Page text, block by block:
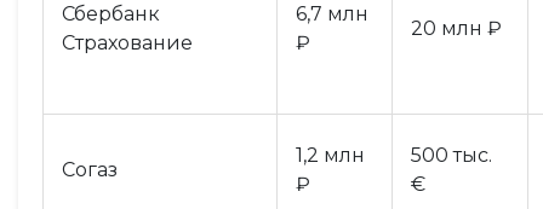
Сбербанк
Страхование
6,7 млн
₽
20 млн ₽
Согаз
1,2 млн
₽
500 тыс.
€